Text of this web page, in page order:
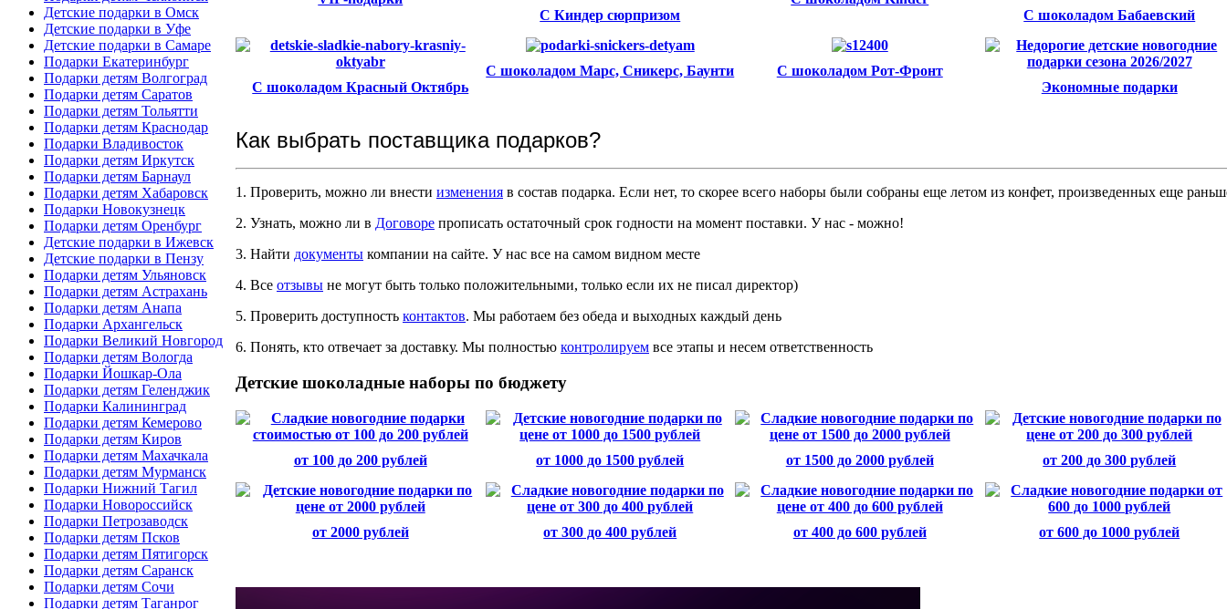
С Киндер сюрпризом
С шоколадом Бабаевский
С шоколадом Красный Октябрь
С шоколадом Марс, Сникерс, Баунти
С шоколадом Рот-Фронт
Экономные подарки
Как выбрать поставщика подарков?
1. Проверить, можно ли внести изменения в состав подарка. Если нет, то скорее всего наборы были собраны еще летом из конфет, произведенных еще
2. Узнать, можно ли в Договоре прописать остаточный срок годности на момент поставки. У нас - можно!
3. Найти документы компании на сайте. У нас все на самом видном месте
4. Все отзывы не могут быть только положительными, только если их не писал директор)
5. Проверить доступность контактов. Мы работаем без обеда и выходных каждый день
6. Понять, кто отвечает за доставку. Мы полностью контролируем все этапы и несем ответственность
Детские шоколадные наборы по бюджету
от 100 до 200 рублей от 1000 до 1500 рублей от 1500 до 2000 рублей от 200 до 300 рублей
от 2000 рублей от 300 до 400 рублей от 400 до 600 рублей от 600 до 1000 рублей
Детские подарки в Омск
Детские подарки в Уфе
Детские подарки в Самаре
Подарки Екатеринбург
Подарки детям Волгоград
Подарки детям Саратов
Подарки детям Тольятти
Подарки детям Краснодар
Подарки Владивосток
Подарки детям Иркутск
Подарки детям Барнаул
Подарки детям Хабаровск
Подарки Новокузнецк
Подарки детям Оренбург
Детские подарки в Ижевск
Детские подарки в Пензу
Подарки детям Ульяновск
Подарки детям Астрахань
Подарки детям Анапа
Подарки Архангельск
Подарки Великий Новгород
Подарки детям Вологда
Подарки Йошкар-Ола
Подарки детям Геленджик
Подарки Калининград
Подарки детям Кемерово
Подарки детям Киров
Подарки детям Махачкала
Подарки детям Мурманск
Подарки Нижний Тагил
Подарки Новороссийск
Подарки Петрозаводск
Подарки детям Псков
Подарки детям Пятигорск
Подарки детям Саранск
Подарки детям Сочи
Подарки детям Таганрог